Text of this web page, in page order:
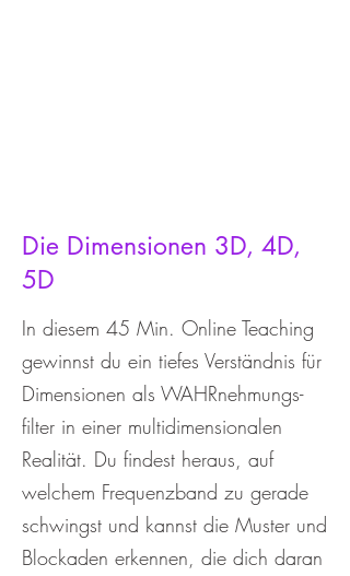
Die Dimensionen 3D, 4D,
5D
In diesem 45 Min. Online Teaching
gewinnst du ein tiefes Verständnis für
Dimensionen als WAHRnehmungs-
filter in einer multidimensionalen
Realität. Du findest heraus, auf
welchem Frequenzband zu gerade
schwingst und kannst die Muster und
Blockaden erkennen, die dich daran